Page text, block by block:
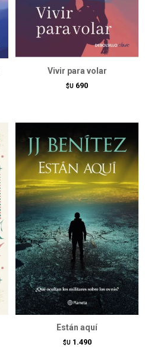
Vivir para volar
$U 690
Están aquí
$U 1.490